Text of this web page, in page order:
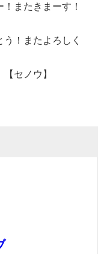
またきまーす！
！またよろしく
セノウ】